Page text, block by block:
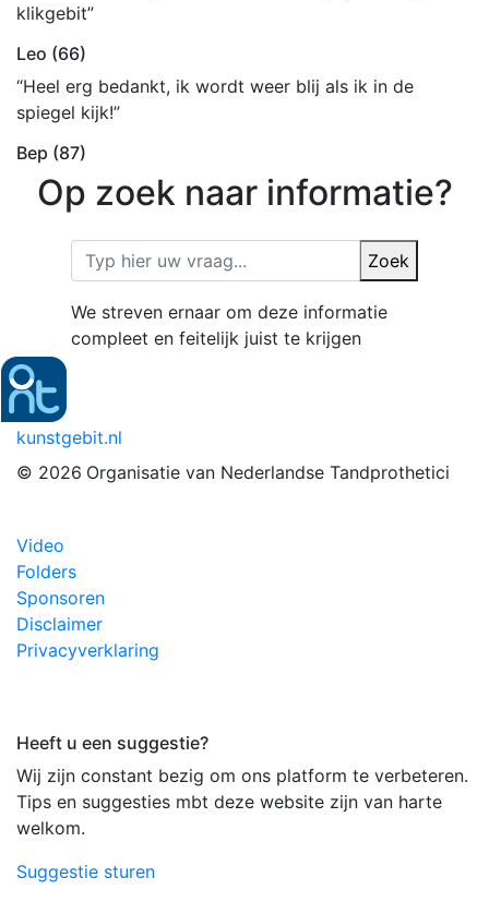
klikgebit”
Leo (66)
“Heel erg bedankt, ik wordt weer blij als ik in de
spiegel kijk!”
Bep (87)
Op zoek naar informatie?
Zoek
We streven ernaar om deze informatie
compleet en feitelijk juist te krijgen
kunstgebit.nl
© 2026 Organisatie van Nederlandse Tandprothetici
Video
Folders
Sponsoren
Disclaimer
Privacyverklaring
Heeft u een suggestie?
Wij zijn constant bezig om ons platform te verbeteren.
Tips en suggesties mbt deze website zijn van harte
welkom.
Suggestie sturen